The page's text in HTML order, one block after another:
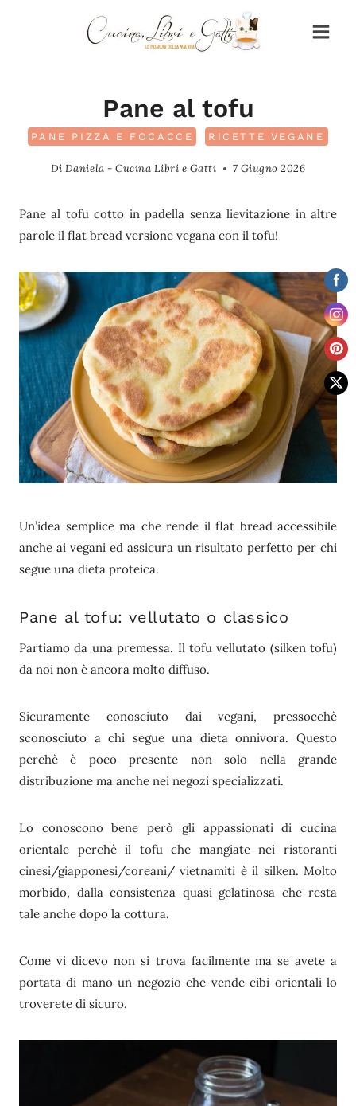
Pane al tofu
PANE PIZZA E FOCACCE RICETTE VEGANE
Di Daniela - Cucina Libri e Gatti 7 Giugno 2026
Pane al tofu cotto in padella senza lievitazione in altre
parole il flat bread versione vegana con il tofu!
Un’idea semplice ma che rende il flat bread accessibile
anche ai vegani ed assicura un risultato perfetto per chi
segue una dieta proteica.
Pane al tofu: vellutato o classico
Partiamo da una premessa. Il tofu vellutato (silken tofu)
da noi non è ancora molto diffuso.
Sicuramente conosciuto dai vegani, pressocchè
sconosciuto a chi segue una dieta onnivora. Questo
perchè è poco presente non solo nella grande
distribuzione ma anche nei negozi specializzati.
Lo conoscono bene però gli appassionati di cucina
orientale perchè il tofu che mangiate nei ristoranti
cinesi/giapponesi/coreani/ vietnamiti è il silken. Molto
morbido, dalla consistenza quasi gelatinosa che resta
tale anche dopo la cottura.
Come vi dicevo non si trova facilmente ma se avete a
portata di mano un negozio che vende cibi orientali lo
troverete di sicuro.